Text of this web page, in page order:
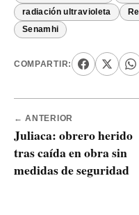
radiación ultravioleta
Senamhi
COMPARTIR:
← ANTERIOR
Juliaca: obrero herido
tras caída en obra sin
medidas de seguridad